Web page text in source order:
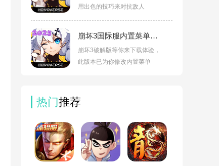
用出色的技巧来对抗敌人
崩坏3国际服内置菜单破解版(Honkai Impact 3rd)v8.6.0
崩坏3破解版等你来下载体验，
此版本已为你修改内置菜单
热门推荐